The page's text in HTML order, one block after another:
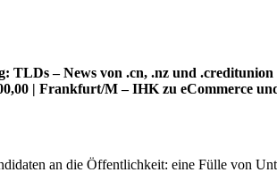
– News von .cn, .nz und .creditunion
| Frankfurt/M – IHK zu eCommerce
an die Öffentlichkeit: eine Fülle von